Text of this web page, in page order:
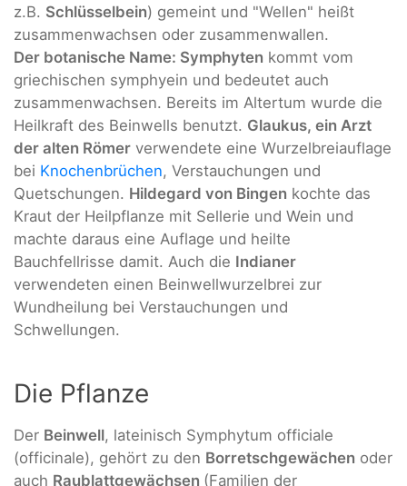
z.B. Schlüsselbein) gemeint und "Wellen" heißt
zusammenwachsen oder zusammenwallen.
Der botanische Name: Symphyten kommt vom
griechischen symphyein und bedeutet auch
zusammenwachsen. Bereits im Altertum wurde die
Heilkraft des Beinwells benutzt. Glaukus, ein Arzt
der alten Römer verwendete eine Wurzelbreiauflage
bei Knochenbrüchen, Verstauchungen und
Quetschungen. Hildegard von Bingen kochte das
Kraut der Heilpflanze mit Sellerie und Wein und
machte daraus eine Auflage und heilte
Bauchfellrisse damit. Auch die Indianer
verwendeten einen Beinwellwurzelbrei zur
Wundheilung bei Verstauchungen und
Schwellungen.
Die Pflanze
Der Beinwell, lateinisch Symphytum officiale
(officinale), gehört zu den Borretschgewächen oder
auch Raublattgewächsen (Familien der